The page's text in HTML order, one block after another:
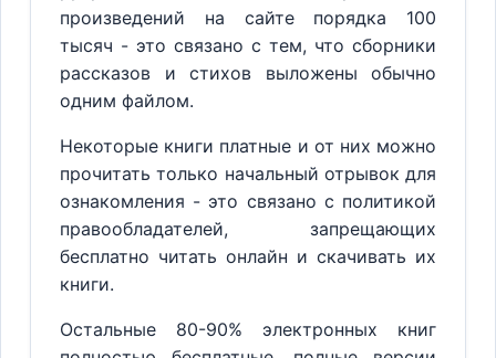
произведений на сайте порядка 100
тысяч - это связано с тем, что сборники
рассказов и стихов выложены обычно
одним файлом.
Некоторые книги платные и от них можно
прочитать только начальный отрывок для
ознакомления - это связано с политикой
правообладателей, запрещающих
бесплатно читать онлайн и скачивать их
книги.
Остальные 80-90% электронных книг